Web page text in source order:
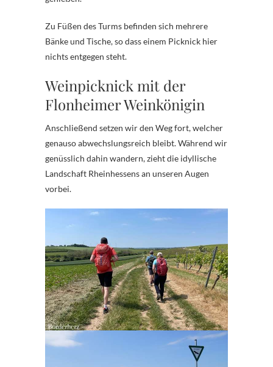
Zu Füßen des Turms befinden sich mehrere
Bänke und Tische, so dass einem Picknick hier
nichts entgegen steht.
Weinpicknick mit der
Flonheimer Weinkönigin
Anschließend setzen wir den Weg fort, welcher
genauso abwechslungsreich bleibt. Während wir
genüsslich dahin wandern, zieht die idyllische
Landschaft Rheinhessens an unseren Augen
vorbei.